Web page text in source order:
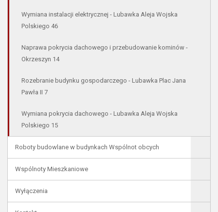
Wymiana instalacji elektrycznej - Lubawka Aleja Wojska
Polskiego 46
Naprawa pokrycia dachowego i przebudowanie kominów -
Okrzeszyn 14
Rozebranie budynku gospodarczego - Lubawka Plac Jana
Pawła II 7
Wymiana pokrycia dachowego - Lubawka Aleja Wojska
Polskiego 15
Roboty budowlane w budynkach Wspólnot obcych
Wspólnoty Mieszkaniowe
Wyłączenia